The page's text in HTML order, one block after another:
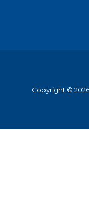
Copyright ©